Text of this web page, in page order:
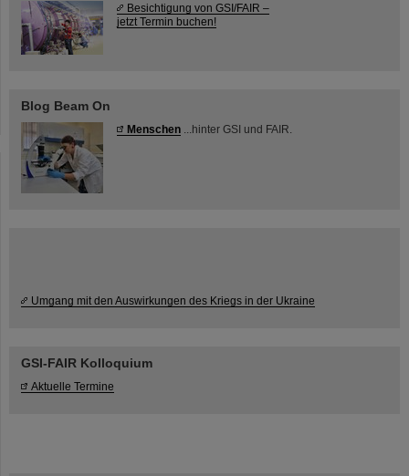
Besichtigung von GSI/FAIR –
jetzt Termin buchen!
Blog Beam On
Menschen ...hinter GSI und FAIR.
Umgang mit den Auswirkungen des Kriegs in der Ukraine
GSI-FAIR Kolloquium
Aktuelle Termine